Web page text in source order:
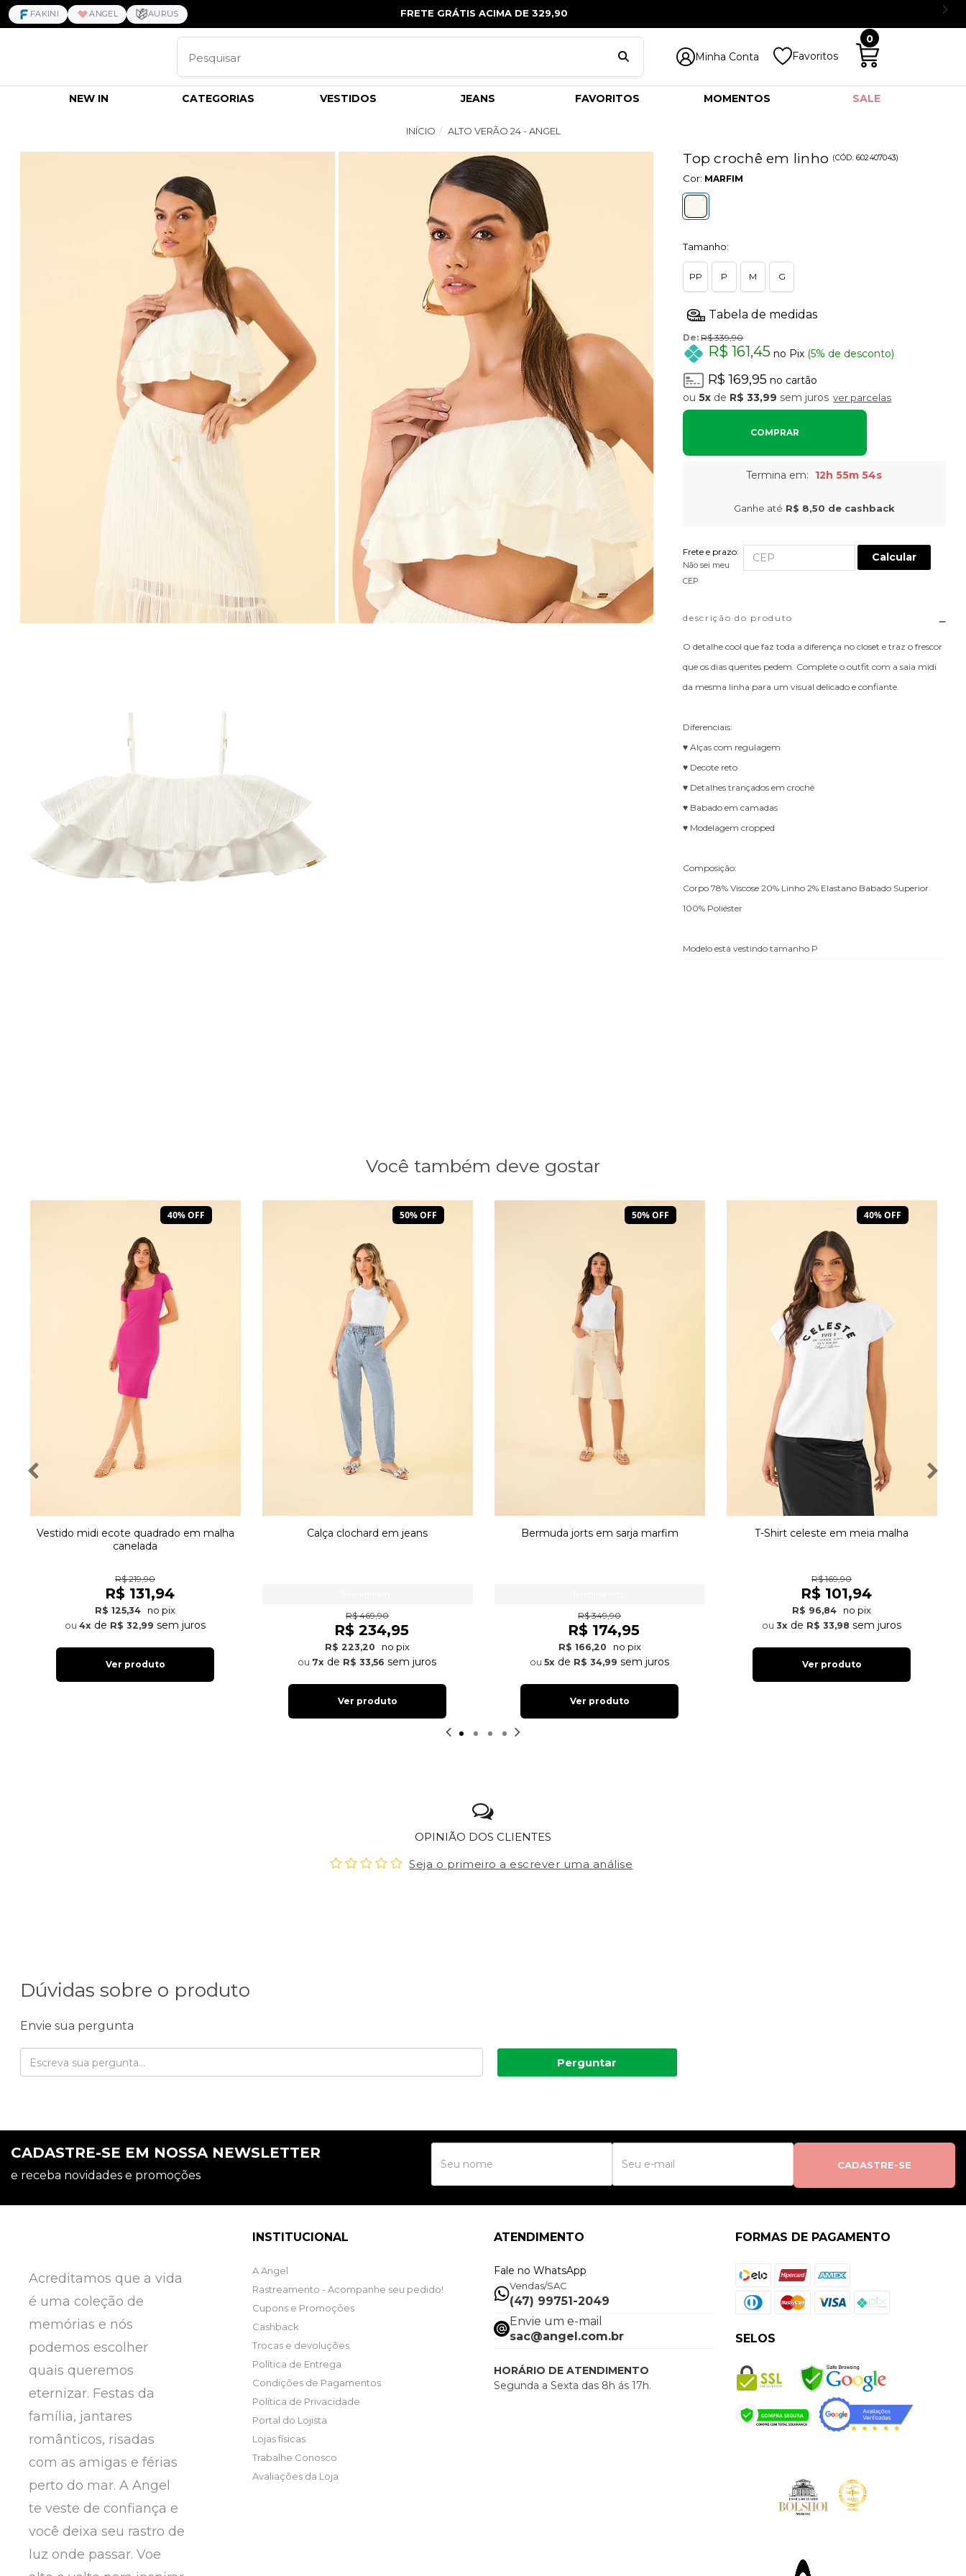
FAKINI ANGEL AURUS FRETE GRÁTIS ACIMA DE 329,90
Minha Conta Favoritos
0
NEW IN CATEGORIAS VESTIDOS JEANS FAVORITOS MOMENTOS SALE
INÍCIO ALTO VERÃO 24 - ANGEL
Top crochê em linho (CÓD. 602407043)
Cor: MARFIM
Tamanho:
PP P M G
De:R$ 339,90
R$ 161,45 no Pix (5% de desconto)
R$ 169,95 no cartão
5x de R$ 33,99 sem juros ver parcelas
COMPRAR
Termina em: 12h 55m 52s
Ganhe até R$ 8,50 de cashback
Frete e prazo:
Não sei meu
CEP
Calcular
descrição do produto
O detalhe cool que faz toda a diferença no closet e traz o frescor
que os dias quentes pedem. Complete o outfit com a saia midi
da mesma linha para um visual delicado e confiante.
Diferenciais:
♥ Alças com regulagem
♥ Decote reto
♥ Detalhes trançados em crochê
♥ Babado em camadas
♥ Modelagem cropped
Composição:
Corpo 78% Viscose 20% Linho 2% Elastano Babado Superior
100% Poliéster
Modelo está vestindo tamanho P
Você também deve gostar
40% OFF
Vestido midi ecote quadrado em malha
canelada
R$ 219,90
R$ 131,94
R$ 125,34 no pix
4xde R$ 32,99 sem juros
Ver produto
50% OFF
Calça clochard em jeans
R$ 469,90
R$ 234,95
R$ 223,20 no pix
7x de R$ 33,56 sem juros
Ver produto
50% OFF
Bermuda jorts em sarja marfim
R$ 349,90
R$ 174,95
R$ 166,20 no pix
5xde R$ 34,99 sem juros
Ver produto
40% OFF
T-Shirt celeste em meia malha
R$ 169,90
R$ 101,94
R$ 96,84 no pix
3xde R$ 33,98 sem juros
Ver produto
OPINIÃO DOS CLIENTES
Seja o primeiro a escrever uma análise
Dúvidas sobre o produto
Envie sua pergunta
Perguntar
CADASTRE-SE EM NOSSA NEWSLETTER
e receba novidades e promoções
CADASTRE-SE
Acreditamos que a vida
é uma coleção de
memórias e nós
podemos escolher
quais queremos
eternizar. Festas da
família, jantares
românticos, risadas
com as amigas e férias
perto do mar. A Angel
te veste de confiança e
você deixa seu rastro de
luz onde passar. Voe
INSTITUCIONAL
A Angel
Rastreamento - Acompanhe seu pedido!
Cupons e Promoções
Cashback
Trocas e devoluções
Política de Entrega
Condições de Pagamentos
Política de Privacidade
Portal do Lojista
Lojas físicas
Trabalhe Conosco
Avaliações da Loja
ATENDIMENTO
Fale no WhatsApp
Vendas/SAC
(47) 99751-2049
Envie um e-mail
sac@angel.com.br
HORÁRIO DE ATENDIMENTO
Segunda a Sexta das 8h ás 17h.
FORMAS DE PAGAMENTO
SELOS